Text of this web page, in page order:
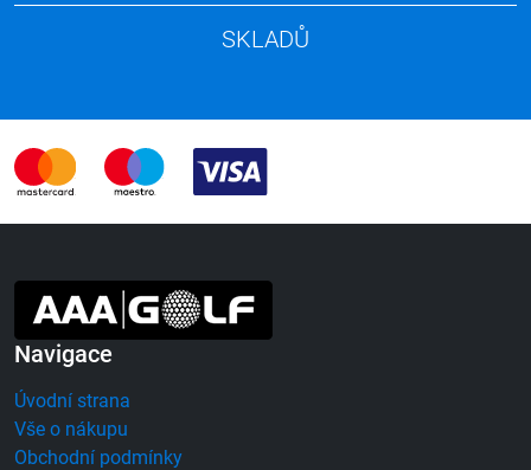
SKLADŮ
Navigace
Úvodní strana
Vše o nákupu
Obchodní podmínky